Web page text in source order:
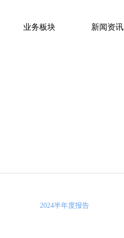
业务板块 新闻资讯
2024半年度报告